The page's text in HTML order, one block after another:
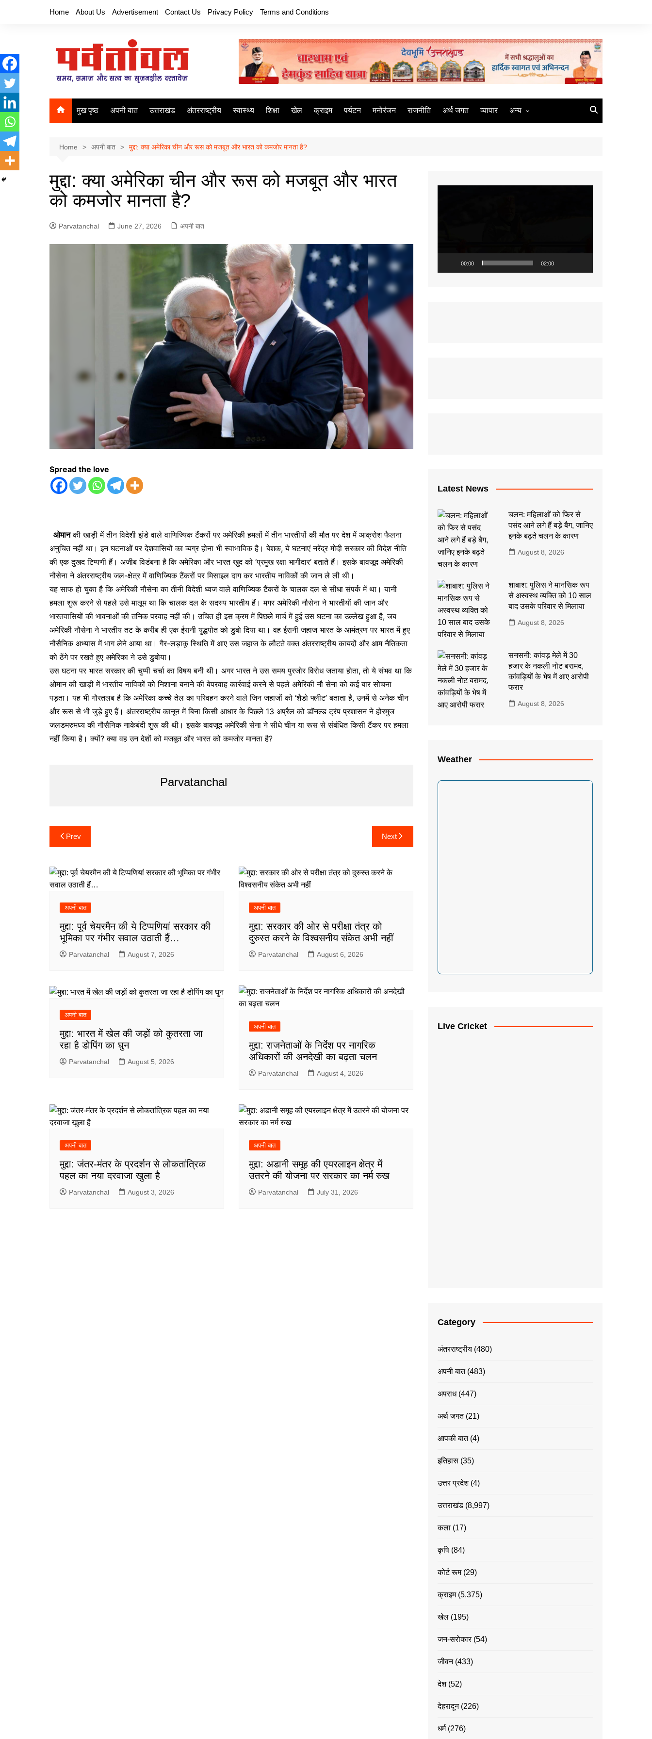
Home About Us Advertisement Contact Us Privacy Policy Terms and Conditions
मुख पृष्ठ अपनी बात उत्तराखंड अंतरराष्ट्रीय स्वास्थ्य शिक्षा खेल क्राइम पर्यटन मनोरंजन राजनीति अर्थ जगत व्यापार अन्य
सामयिकी
Home अपनी बात मुद्दा: क्या अमेरिका चीन और रूस को मजबूत और भारत को कमजोर मानता है?
मुद्दा: क्या अमेरिका चीन और रूस को मजबूत और भारत
को कमजोर मानता है?
Parvatanchal June 27, 2026 अपनी बात
Spread the love
ओमानकी खाड़ी में तीन विदेशी झंडे वाले वाणिज्यिक टैंकरों पर अमेरिकी हमलों में तीन भारतीयों की मौत पर देश में आक्रोश फैलना
अनुचित नहीं था। इन घटनाओं पर देशवासियों का व्यग्र होना भी स्वाभाविक है। बेशक, ये घटनाएं नरेंद्र मोदी सरकार की विदेश नीति
की एक दुखद टिप्पणी हैं। अजीब विडंबना है कि अमेरिका और भारत खुद को ‘प्रमुख रक्षा भागीदार’ बताते हैं। इसके बावजूद अमेरिकी
नौसेना ने अंतरराष्ट्रीय जल-क्षेत्र में वाणिज्यिक टैंकरों पर मिसाइल दाग कर भारतीय नाविकों की जान ले ली थी।
यह साफ हो चुका है कि अमेरिकी नौसेना का तीनी विदेशी ध्वज वाले वाणिज्यिक टैंकरों के चालक दल से सीधा संपर्क में था। यानी
हमला शुरू करने से पहले उसे मालूम था कि चालक दल के सदस्य भारतीय हैं। मगर अमेरिकी नौसेना ने भारतीयों की जान और
भारतवासियों की भावनाओं की तनिक परवाह नहीं की। उचित ही इस क्रम में पिछले मार्च में हुई उस घटना का उल्लेख हुआ है, जब
अमेरिकी नौसेना ने भारतीय तट के करीब ही एक ईरानी युद्धपोत को डुबो दिया था। वह ईरानी जहाज भारत के आमंत्रण पर भारत में हुए
नौसैनिक अभ्यास में भाग लेने आया था। गैर-लड़ाकू स्थिति में आए उस जहाज के लौटते वक्त अंतरराष्ट्रीय कायदों और आम नैतिकता
को ठेंगे पर रखते हुए अमेरिका ने उसे डुबोया।
उस घटना पर भारत सरकार की चुप्पी चर्चा का विषय बनी थी। अगर भारत ने उस समय पुरजोर विरोध जताया होता, तो ये संभव था कि
ओमान की खाड़ी में भारतीय नाविकों को निशाना बनाने की बेपरवाह कार्रवाई करने से पहले अमेरिकी नौ सेना को कई बार सोचना
पड़ता। यह भी गौरतलब है कि अमेरिका कच्चे तेल का परिवहन करने वाले जिन जहाजों को ‘शैडो फ्लीट’ बताता है, उनमें से अनेक चीन
और रूस से भी जुड़े हुए हैं। अंतरराष्ट्रीय कानून में बिना किसी आधार के पिछले 13 अप्रैल को डॉनल्ड ट्रंप प्रशासन ने होरमुज
जलडमरुमध्य की नौसैनिक नाकेबंदी शुरू की थी। इसके बावजूद अमेरिकी सेना ने सीधे चीन या रूस से संबंधित किसी टैंकर पर हमला
नहीं किया है। क्यों? क्या वह उन देशों को मजबूत और भारत को कमजोर मानता है?
Parvatanchal
Post
navigation
Prev Next
अपनी बात
मुद्दा: पूर्व चेयरमैन की ये टिप्पणियां सरकार की
भूमिका पर गंभीर सवाल उठाती हैं…
Parvatanchal August 7, 2026
अपनी बात
मुद्दा: सरकार की ओर से परीक्षा तंत्र को
दुरुस्त करने के विश्वसनीय संकेत अभी नहीं
Parvatanchal August 6, 2026
अपनी बात
मुद्दा: भारत में खेल की जड़ों को कुतरता जा
रहा है डोपिंग का घुन
Parvatanchal August 5, 2026
अपनी बात
मुद्दा: राजनेताओं के निर्देश पर नागरिक
अधिकारों की अनदेखी का बढ़ता चलन
Parvatanchal August 4, 2026
अपनी बात
मुद्दा: जंतर-मंतर के प्रदर्शन से लोकतांत्रिक
पहल का नया दरवाजा खुला है
Parvatanchal August 3, 2026
अपनी बात
मुद्दा: अडानी समूह की एयरलाइन क्षेत्र में
उतरने की योजना पर सरकार का नर्म रुख
Parvatanchal July 31, 2026
00:00 02:00
Latest News
चलन: महिलाओं को फिर से
पसंद आने लगे हैं बड़े बैग, जानिए
इनके बढ़ते चलन के कारण
August 8, 2026
शाबाश: पुलिस ने मानसिक रूप
से अस्वस्थ व्यक्ति को 10 साल
बाद उसके परिवार से मिलाया
August 8, 2026
सनसनी: कांवड़ मेले में 30
हजार के नकली नोट बरामद,
कांवड़ियों के भेष में आए आरोपी
फरार
August 8, 2026
Weather
Live Cricket
Category
अंतरराष्ट्रीय (480)
अपनी बात(483)
अपराध(447)
अर्थ जगत(21)
आपकी बात(4)
इतिहास (35)
उत्तर प्रदेश(4)
उत्तराखंड (8,997)
कला (17)
कृषि (84)
कोर्ट रूम(29)
क्राइम(5,375)
खेल (195)
जन-सरोकार(54)
जीवन(433)
देश(52)
देहरादून(226)
धर्म(276)